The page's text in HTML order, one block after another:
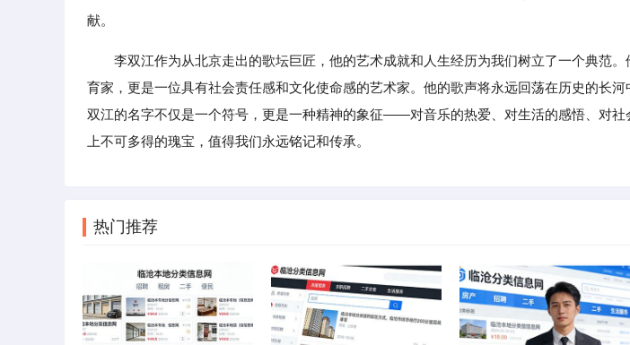
献。
李双江作为从北京走出的歌坛巨匠，他的艺术成就和人生经历为我们树立了一个典范
育家，更是一位具有社会责任感和文化使命感的艺术家。他的歌声将永远回荡在历史的长
双江的名字不仅是一个符号，更是一种精神的象征——对音乐的热爱、对生活的感悟、对社
上不可多得的瑰宝，值得我们永远铭记和传承。
热门推荐